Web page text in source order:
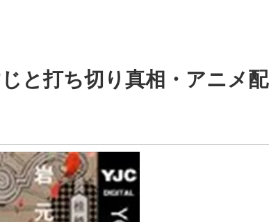
と打ち切り真相・アニメ配